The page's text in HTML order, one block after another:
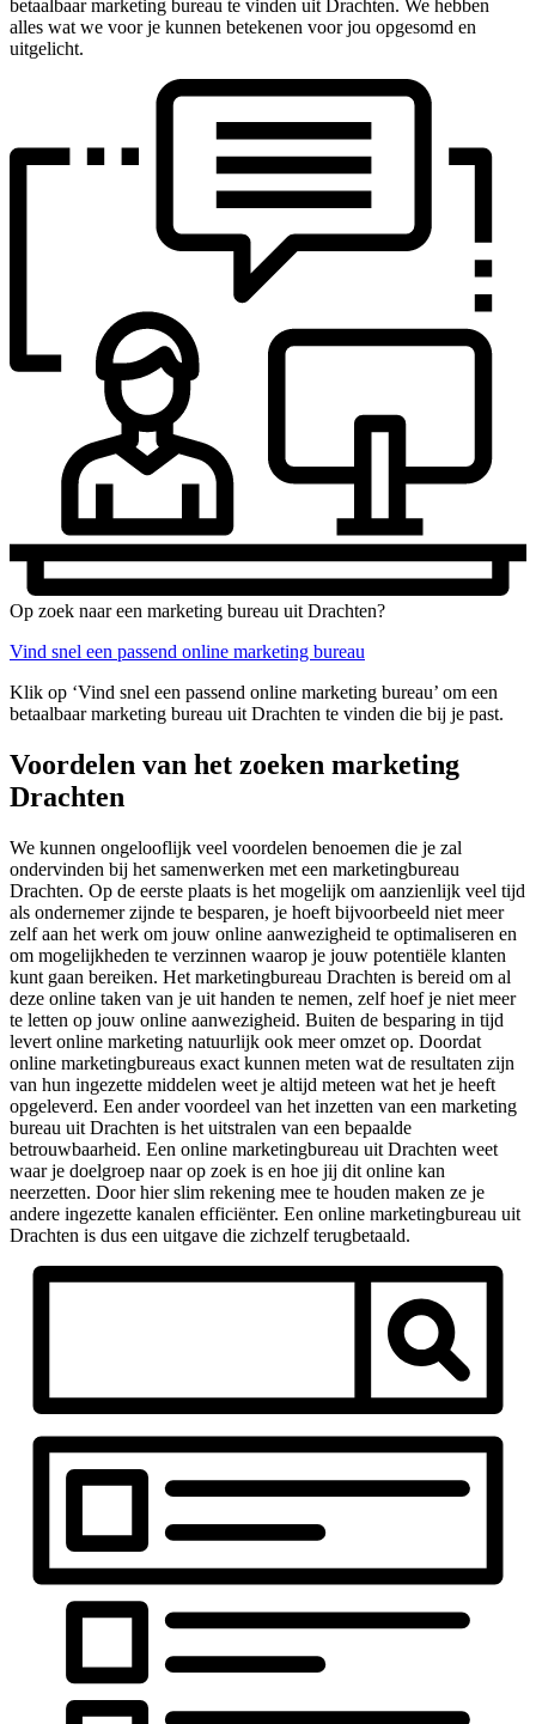
betaalbaar marketing bureau te vinden uit Drachten. We hebben
alles wat we voor je kunnen betekenen voor jou opgesomd en
uitgelicht.
Op zoek naar een marketing bureau uit Drachten?
Vind snel een passend online marketing bureau
Klik op ‘Vind snel een passend online marketing bureau’ om een
betaalbaar marketing bureau uit Drachten te vinden die bij je past.
Voordelen van het zoeken marketing
Drachten
We kunnen ongelooflijk veel voordelen benoemen die je zal
ondervinden bij het samenwerken met een marketingbureau
Drachten. Op de eerste plaats is het mogelijk om aanzienlijk veel tijd
als ondernemer zijnde te besparen, je hoeft bijvoorbeeld niet meer
zelf aan het werk om jouw online aanwezigheid te optimaliseren en
om mogelijkheden te verzinnen waarop je jouw potentiële klanten
kunt gaan bereiken. Het marketingbureau Drachten is bereid om al
deze online taken van je uit handen te nemen, zelf hoef je niet meer
te letten op jouw online aanwezigheid. Buiten de besparing in tijd
levert online marketing natuurlijk ook meer omzet op. Doordat
online marketingbureaus exact kunnen meten wat de resultaten zijn
van hun ingezette middelen weet je altijd meteen wat het je heeft
opgeleverd. Een ander voordeel van het inzetten van een marketing
bureau uit Drachten is het uitstralen van een bepaalde
betrouwbaarheid. Een online marketingbureau uit Drachten weet
waar je doelgroep naar op zoek is en hoe jij dit online kan
neerzetten. Door hier slim rekening mee te houden maken ze je
andere ingezette kanalen efficiënter. Een online marketingbureau uit
Drachten is dus een uitgave die zichzelf terugbetaald.